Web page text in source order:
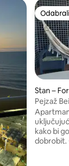
Stan –
Pejzaž
kako bi
dobrobit. 😊❤️ Smješten